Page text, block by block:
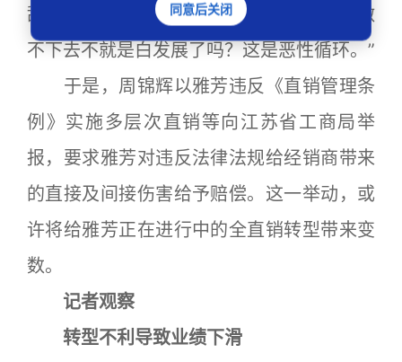
乱，你只能发展不明真相的人来做，如果做
不下去不就是白发展了吗？这是恶性循环。”
于是，周锦辉以雅芳违反《直销管理条
例》实施多层次直销等向江苏省工商局举
报，要求雅芳对违反法律法规给经销商带来
的直接及间接伤害给予赔偿。这一举动，或
许将给雅芳正在进行中的全直销转型带来变
数。
记者观察
转型不利导致业绩下滑
同意后关闭